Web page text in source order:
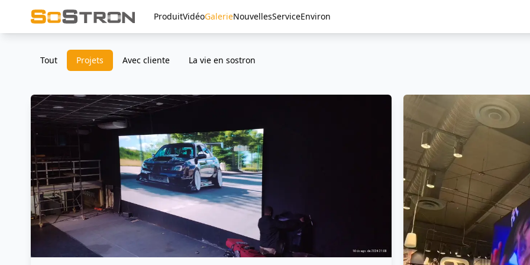
ProduitVidéoGalerieNouvellesServiceEnviron
Tout Projets Avec cliente La vie en sostron